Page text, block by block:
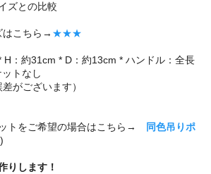
ズとの比較
はこちら→ ★★★
H：約31cm * D：約13cm * ハンドル：全長
トなし
がございます）
トをご希望の場合はこちら→
同色吊りポ
りします！